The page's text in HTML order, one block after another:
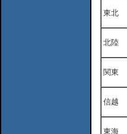
東北
北陸
関東
信越
東海